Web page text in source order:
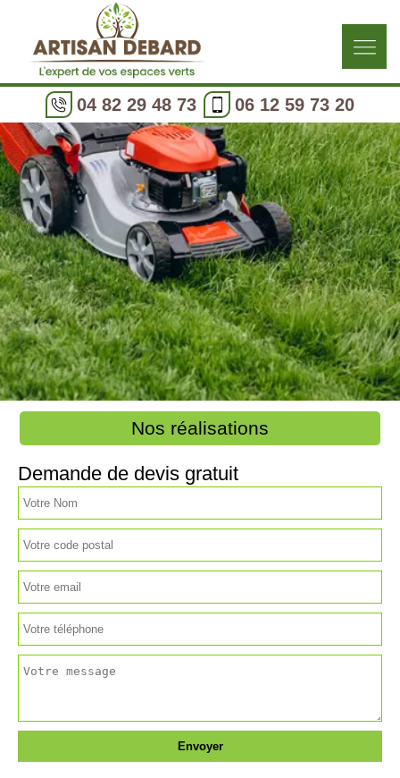
04 82 29 48 73 06 12 59 73 20
Nos réalisations
Demande de devis gratuit